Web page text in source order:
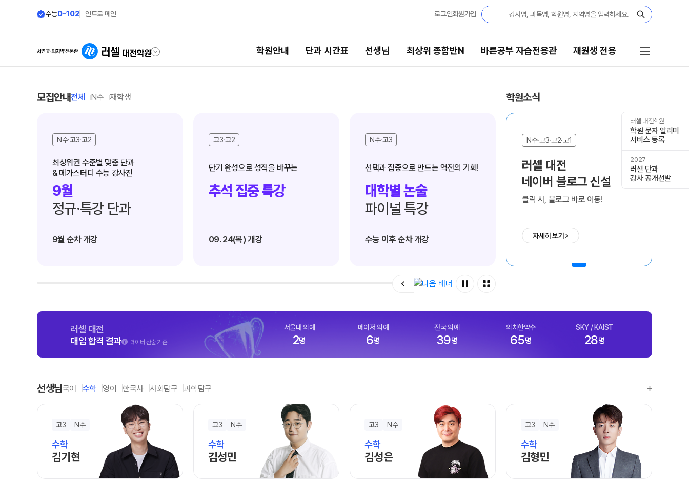
수능D-102 인트로 메인 로그인회원가입
학원안내 단과 시간표 선생님 최상위 종합반N 바른공부 자습전용관 재원생 전용
학원안내
공지사항
학원 소개
셔틀버스 안내
학원 상담
자주 묻는 질문
입시설명회·공개특강
위치안내
국어
수학
2027 N수 종합반
바른공부 자습전용관
2026년 모집요강
바른공부 자습전용관 안내
편리한 온라인 서비스
모의고사 접수
학습 콘텐츠 한눈에 보기
전국 대단위 실전 모의고사
통합사회·과학 학평 대비
2026년 모의고사 일정
메가 스마트 리포트
실시간 질문답변 앱 QUBE
러셀 대전학원
학원 문자 알리미
서비스 등록
2027
러셀 단과
강사 공개선발
모집안내전체 N수 재학생
N수·고3·고2
최상위권 수준별 맞춤 단과
& 메가스터디 수능 강사진
9월
정규·특강 단과
9월 순차 개강
고3·고2
추석 집중 특강
09. 24(목) 개강
N수·고3
대학별 논술
파이널 특강
수능 이후 순차 개강
학원소식
N수·고3·고2·고1
러셀 대전
네이버 블로그 신설
클릭 시, 블로그 바로 이동!
자세히 보기
러셀 대전
대입 합격 결과
데이터 산출 기준
서울대 의예
2명
메이저 의예
6명
전국 의예
39명
의치한약수
65명
SKY / KAIST
28명
선생님국어 수학 영어 한국사 사회탐구 과학탐구
고3 N수
수학
김기현
고3 N수
수학
김성민
고3 N수
수학
김성은
고3 N수
수학
김형민